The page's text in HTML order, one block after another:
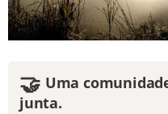
🤝 Uma
junta.